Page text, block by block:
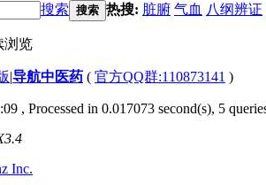
搜索 搜索 热搜: 脏腑 气血 八纲辨证
浏览
|导航中医药 ( 官方QQ群:110873141 )
, Processed in 0.017073 second(s), 5
Inc.